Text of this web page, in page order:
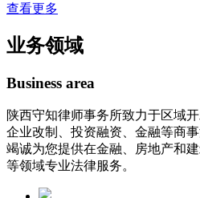
查看更多
业务领域
Business area
陕西守知律师事务所致力于区域
企业改制、投资融资、金融等商事
竭诚为您提供在金融、房地产和
等领域专业法律服务。